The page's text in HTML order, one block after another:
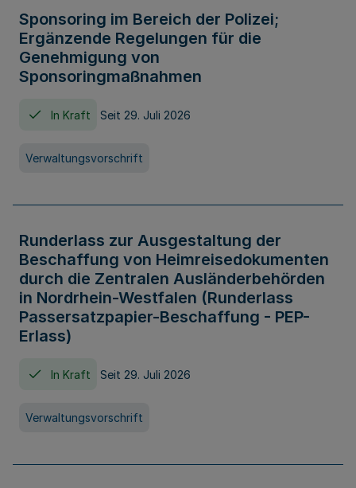
Sponsoring im Bereich der Polizei;
Ergänzende Regelungen für die
Genehmigung von
Sponsoringmaßnahmen
In Kraft Seit 29. Juli 2026
Verwaltungsvorschrift
Runderlass zur Ausgestaltung der
Beschaffung von Heimreisedokumenten
durch die Zentralen Ausländerbehörden
in Nordrhein-Westfalen (Runderlass
Passersatzpapier-Beschaffung - PEP-
Erlass)
In Kraft Seit 29. Juli 2026
Verwaltungsvorschrift